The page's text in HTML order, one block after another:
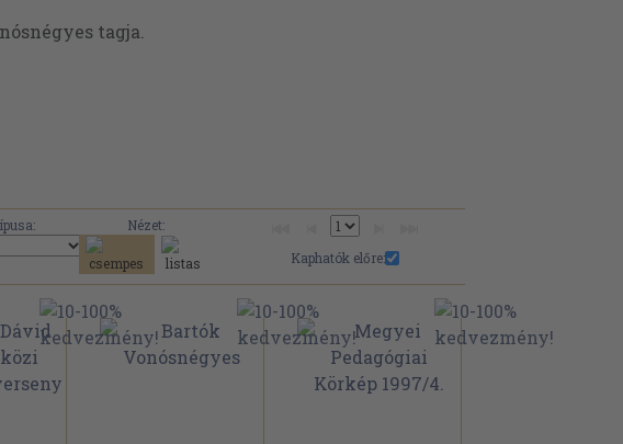
tagja.
Nézet:
Kaphatók előre: